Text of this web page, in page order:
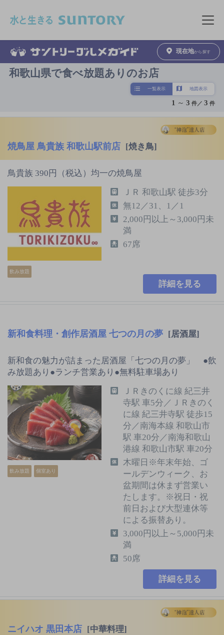
メニュ
現在地から探す
和歌山県で食べ放題ありのお店
一覧表示 地図表示
1 ～ 3 件／3 件
焼鳥屋 鳥貴族 和歌山駅前店 [焼き鳥]
鳥貴族 390円（税込）均一の焼鳥屋
飲み放題
ＪＲ 和歌山駅 徒歩3分
無12／31、1／1
2,000円以上～3,000円未
満
67席
詳細を見る
新和食料理・創作居酒屋 七つの月の夢 [居酒屋]
新和食の魅力が詰まった居酒屋「七つの月の夢」 ●飲
み放題あり●ランチ営業あり●無料駐車場あり
飲み放題 個室あり
ＪＲきのくに線 紀三井
寺駅 車5分／ＪＲきのく
に線 紀三井寺駅 徒歩15
分／南海本線 和歌山市
駅 車20分／南海和歌山
港線 和歌山市駅 車20分
木曜日※年末年始、ゴ
ールデンウィーク、お
盆期間は休まず営業い
たします。※祝日・祝
前日および大型連休等
による振替あり。
3,000円以上～5,000円未
満
50席
詳細を見る
ニイハオ 黒田本店 [中華料理]